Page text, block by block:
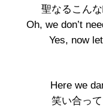
聖なるこん
Oh, we don’t
Yes, now
Here we
笑い合っ